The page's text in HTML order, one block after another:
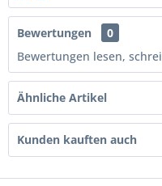
Bewertungen
0
Bewertungen lesen,
Ähnliche Artikel
Kunden kauften auch